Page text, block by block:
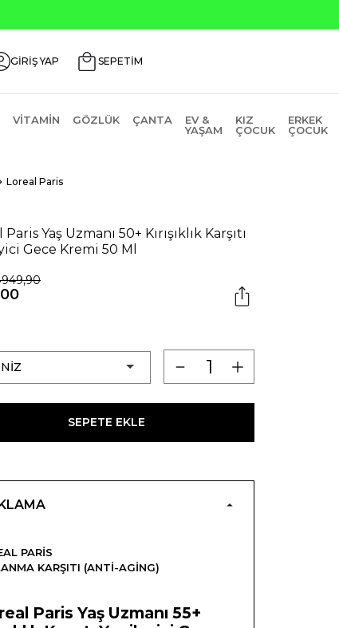
GİRİŞ YAP SEPETİM
VITAMIN GÖZLÜK ÇANTA
EV &
YAŞAM
KIZ
ÇOCUK
ERKEK
ÇOCUK
Loreal Paris
Yaş Uzmanı 50+ Kırışıklık Karşıtı
Gece Kremi 50 Ml
SEPETE EKLE
PARIS
KARŞITI (ANTI-AGING)
Paris Yaş Uzmanı 55+